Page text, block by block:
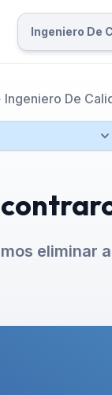
Ingeniero De
eliminar